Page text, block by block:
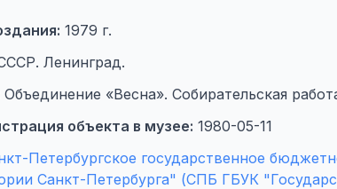
1979 г.
Ленинград.
Объединение «Весна». Собирательская
объекта в музее: 1980-05-11
Петербургское государственное
Санкт-Петербурга" (СПБ ГБУК